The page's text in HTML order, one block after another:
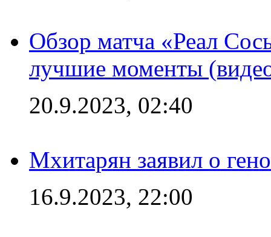
Обзор матча «Реал
лучшие моменты
20.9.2023, 02:40
Мхитарян заявил о
16.9.2023, 22:00